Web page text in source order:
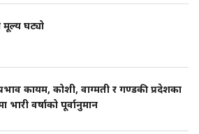
मूल्य घट्यो
कायम, कोशी, वाग्मती र गण्डकी प्रदेशका
भारी वर्षाको पूर्वानुमान